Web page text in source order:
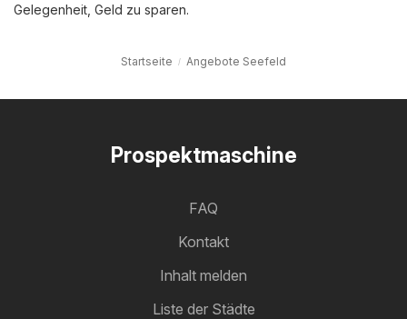
Gelegenheit, Geld zu sparen.
Startseite Angebote Seefeld
Prospektmaschine
FAQ
Kontakt
Inhalt melden
Liste der Städte